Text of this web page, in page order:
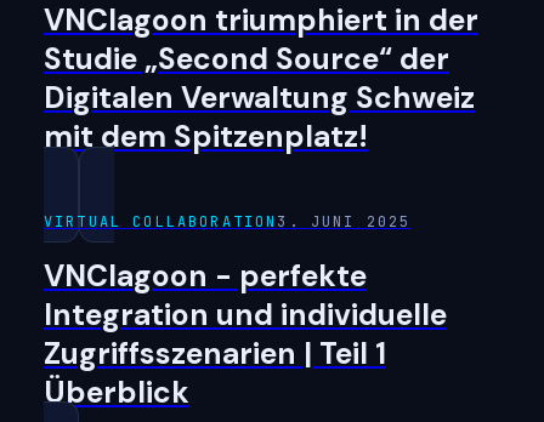
VNClagoon triumphiert in der
Studie „Second Source“ der
Digitalen Verwaltung Schweiz
mit dem Spitzenplatz!
VIRTUAL COLLABORATION 3. JUNI 2025
VNClagoon - perfekte
Integration und individuelle
Zugriffsszenarien | Teil 1
Überblick